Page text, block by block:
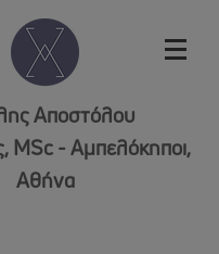
Αποστόλου
MSc - Αμπελόκηποι,
Αθήνα